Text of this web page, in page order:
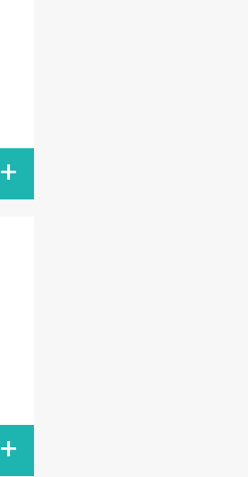
+
+